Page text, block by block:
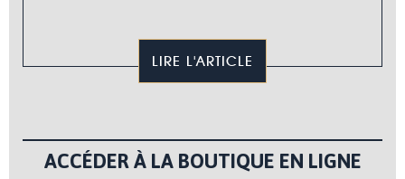
LIRE L'ARTICLE
ACCÉDER À LA BOUTIQUE EN LIGNE